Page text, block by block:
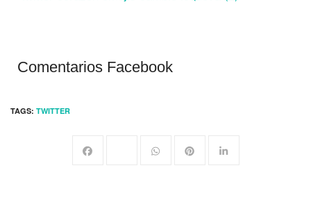
Comentarios Facebook
TAGS: TWITTER